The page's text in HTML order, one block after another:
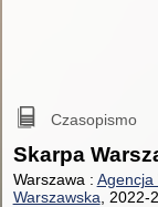
Czasopismo
Skarpa
Warszawa : Agencja
Warszawska , 2022-